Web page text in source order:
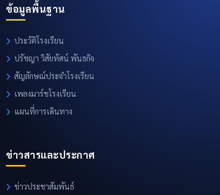
ข้อมูลพื้นฐาน
ประวัติโรงเรียน
ปรัชญา วิสัยทัศน์ พันธกิจ
สัญลักษณ์ประจำโรงเรียน
เพลงมาร์ชโรงเรียน
แผนที่การเดินทาง
ข่าวสารและประกาศ
ข่าวประชาสัมพันธ์